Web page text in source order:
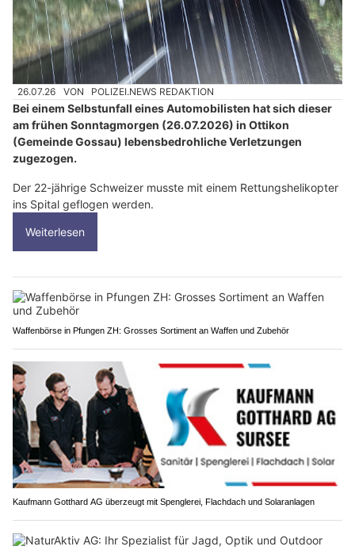
26.07.26 VON POLIZEI.NEWS REDAKTION
Bei einem Selbstunfall eines Automobilisten hat sich dieser
am frühen Sonntagmorgen (26.07.2026) in Ottikon
(Gemeinde Gossau) lebensbedrohliche Verletzungen
zugezogen.
Der 22-jährige Schweizer musste mit einem Rettungshelikopter
ins Spital geflogen werden.
Weiterlesen
Waffenbörse in Pfungen ZH: Grosses Sortiment an Waffen und Zubehör
Kaufmann Gotthard AG überzeugt mit Spenglerei, Flachdach und Solaranlagen